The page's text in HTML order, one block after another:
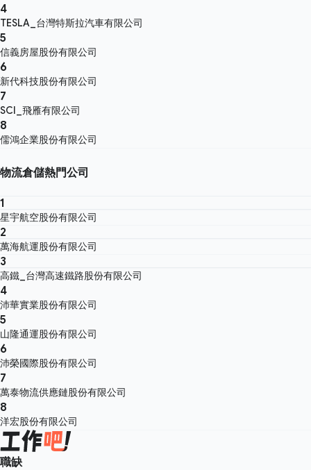
4
TESLA_台灣特斯拉汽車有限公司
5
信義房屋股份有限公司
6
新代科技股份有限公司
7
SCI_飛雁有限公司
8
儒鴻企業股份有限公司
物流倉儲熱門公司
1
星宇航空股份有限公司
2
萬海航運股份有限公司
3
高鐵_台灣高速鐵路股份有限公司
4
沛華實業股份有限公司
5
山隆通運股份有限公司
6
沛榮國際股份有限公司
7
萬泰物流供應鏈股份有限公司
8
洋宏股份有限公司
職缺